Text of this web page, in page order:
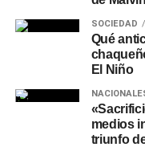
SOCIEDAD
Qué
El Niño
medios
triunfo